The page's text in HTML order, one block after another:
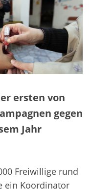
ersten von
gegen
Jahr
Freiwillige rund
ein Koordinator